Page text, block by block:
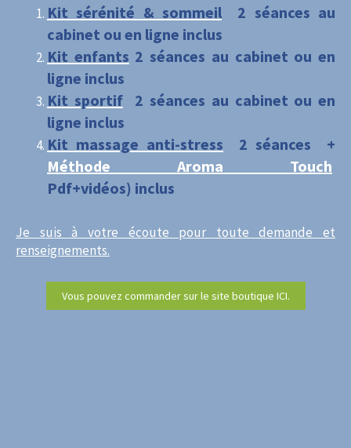
Kit sérénité & sommeil2 séances au
cabinet ou en ligne inclus
Kit enfants 2 séances au cabinet ou en
ligne inclus
Kit sportif2 séances au cabinet ou en
ligne inclus
Kit massage anti-stress 2 séances +
Méthode Aroma Touch
Pdf+vidéos) inclus
Je suis à votre écoute pour toute demande et
renseignements.
Vous pouvez commander sur le site boutique ICI.